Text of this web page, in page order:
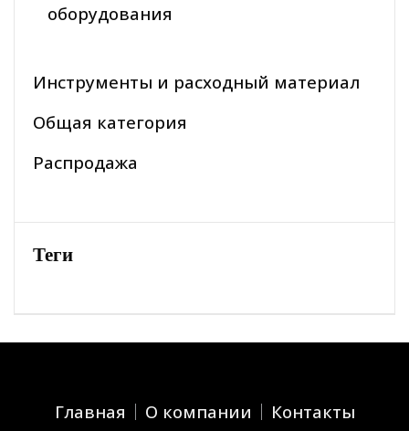
оборудования
Инструменты и расходный материал
Общая категория
Распродажа
Теги
Главная О компании Контакты